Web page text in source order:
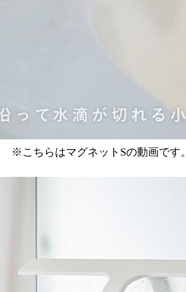
※こちらはマグネットSの動画です。